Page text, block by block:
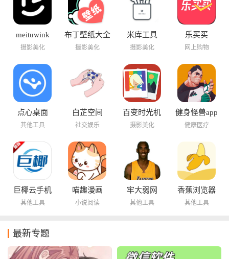
meituwink
摄影美化
布丁壁纸大全
摄影美化
米库工具
摄影美化
乐买买
网上购物
点心桌面
其他工具
白芷空间
社交娱乐
百变时光机
摄影美化
健身怪兽app
健康医疗
巨椰云手机
其他工具
喵趣漫画
小说阅读
牢大弱网
其他工具
香蕉浏览器
其他工具
最新专题